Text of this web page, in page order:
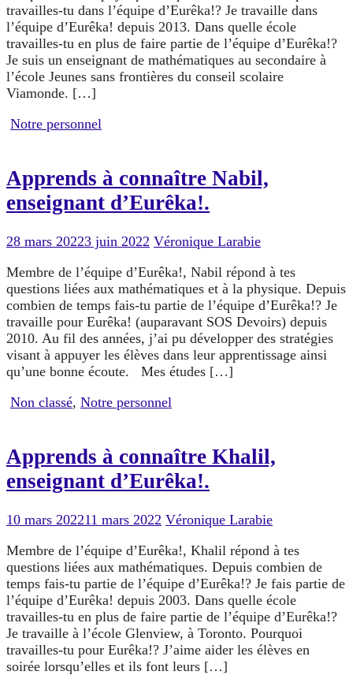
travailles-tu dans l’équipe d’Eurêka!? Je travaille dans
l’équipe d’Eurêka! depuis 2013. Dans quelle école
travailles-tu en plus de faire partie de l’équipe d’Eurêka!?
Je suis un enseignant de mathématiques au secondaire à
l’école Jeunes sans frontières du conseil scolaire
Viamonde. […]
Notre personnel
Apprends à connaître Nabil,
enseignant d’Eurêka!.
28 mars 20223 juin 2022 Véronique Larabie
Membre de l’équipe d’Eurêka!, Nabil répond à tes
questions liées aux mathématiques et à la physique. Depuis
combien de temps fais-tu partie de l’équipe d’Eurêka!? Je
travaille pour Eurêka! (auparavant SOS Devoirs) depuis
2010. Au fil des années, j’ai pu développer des stratégies
visant à appuyer les élèves dans leur apprentissage ainsi
qu’une bonne écoute. Mes études […]
Non classé, Notre personnel
Apprends à connaître Khalil,
enseignant d’Eurêka!.
10 mars 202211 mars 2022 Véronique Larabie
Membre de l’équipe d’Eurêka!, Khalil répond à tes
questions liées aux mathématiques. Depuis combien de
temps fais-tu partie de l’équipe d’Eurêka!? Je fais partie de
l’équipe d’Eurêka! depuis 2003. Dans quelle école
travailles-tu en plus de faire partie de l’équipe d’Eurêka!?
Je travaille à l’école Glenview, à Toronto. Pourquoi
travailles-tu pour Eurêka!? J’aime aider les élèves en
soirée lorsqu’elles et ils font leurs […]